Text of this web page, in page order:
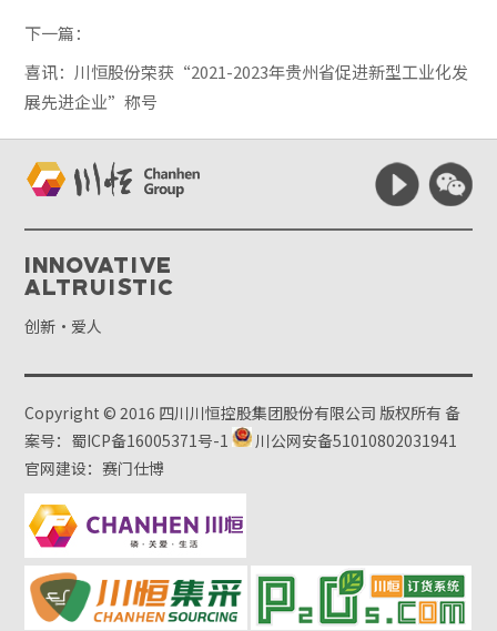
下一篇：
喜讯：川恒股份荣获“2021-2023年贵州省促进新型工业化发
展先进企业”称号
Innovative
Altruistic
创新·爱人
Copyright © 2016 四川川恒控股集团股份有限公司 版权所有备
案号：蜀ICP备16005371号-1
川公网安备51010802031941
官网建设：赛门仕博